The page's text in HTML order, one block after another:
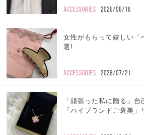
ACCESSORIES 2026/06/16
女性がもらって嬉しい「
選!
ACCESSORIES 2026/07/21
「頑張った私に贈る」
「ハイブランドご褒美